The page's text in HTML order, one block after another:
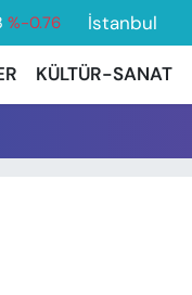
%-0.76
%0.16
%-0.02
İstanbul
KÜLTÜR-SANAT